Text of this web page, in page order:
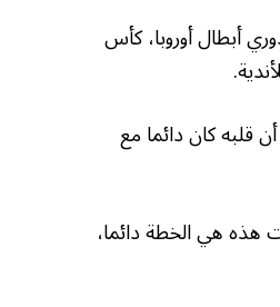
دوري أبطال أوروبا، كأس
قلبه كان دائما مع
هذه هي الخطة دائما،